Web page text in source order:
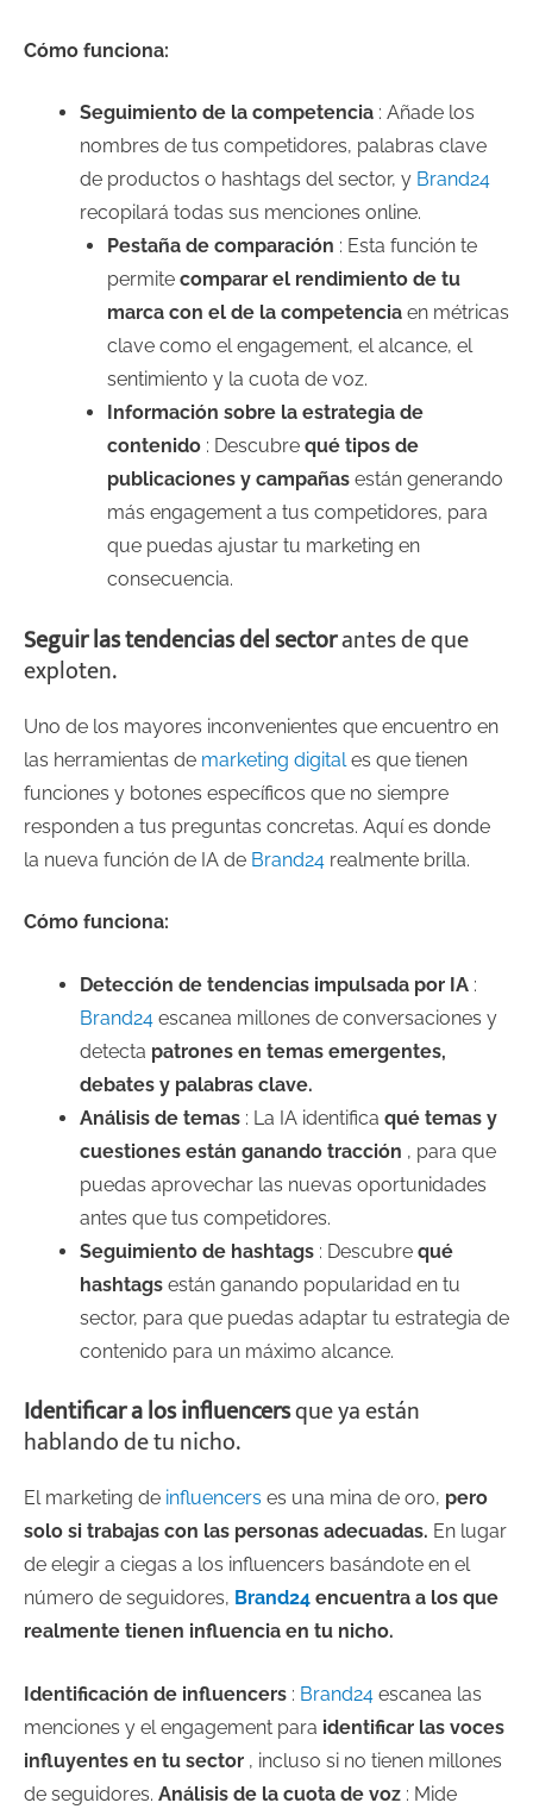
Cómo funciona:
Seguimiento de la competencia : Añade los
nombres de tus competidores, palabras clave
de productos o hashtags del sector, y Brand24
recopilará todas sus menciones online.
Pestaña de comparación : Esta función te
permite comparar el rendimiento de tu
marca con el de la competencia en métricas
clave como el engagement, el alcance, el
sentimiento y la cuota de voz.
Información sobre la estrategia de
contenido : Descubre qué tipos de
publicaciones y campañas están generando
más engagement a tus competidores, para
que puedas ajustar tu marketing en
consecuencia.
Seguir las tendencias del sectorantes de que
exploten.
Uno de los mayores inconvenientes que encuentro en
las herramientas de marketing digital es que tienen
funciones y botones específicos que no siempre
responden a tus preguntas concretas. Aquí es donde
la nueva función de IA de Brand24 realmente brilla.
Cómo funciona:
Detección de tendencias impulsada por IA :
Brand24escanea millones de conversaciones y
detecta patrones en temas emergentes,
debates y palabras clave.
Análisis de temas : La IA identifica qué temas y
cuestiones están ganando tracción , para que
puedas aprovechar las nuevas oportunidades
antes que tus competidores.
Seguimiento de hashtags : Descubre qué
hashtags están ganando popularidad en tu
sector, para que puedas adaptar tu estrategia de
contenido para un máximo alcance.
Identificar a los influencersque ya están
hablando de tu nicho.
El marketing de influencers es una mina de oro, pero
solo si trabajas con las personas adecuadas. En lugar
de elegir a ciegas a los influencers basándote en el
número de seguidores, Brand24 encuentra a los que
realmente tienen influencia en tu nicho.
Identificación de influencers : Brand24 escanea las
menciones y el engagement para identificar las voces
influyentes en tu sector , incluso si no tienen millones
de seguidores. Análisis de la cuota de voz : Mide